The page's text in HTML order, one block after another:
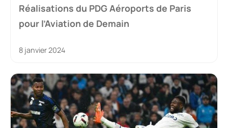
Réalisations du PDG Aéroports de Paris
pour l’Aviation de Demain
8 janvier 2024